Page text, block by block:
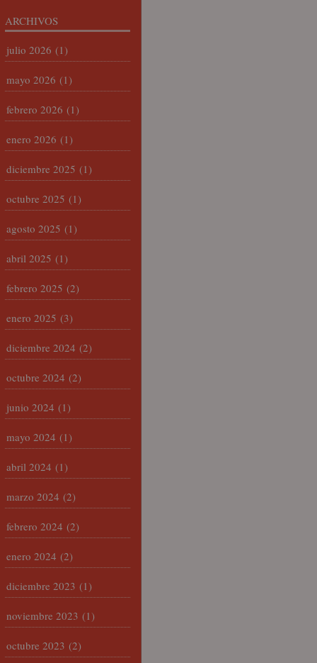
ARCHIVOS
julio 2026 (1)
mayo 2026 (1)
febrero 2026 (1)
enero 2026 (1)
diciembre 2025 (1)
octubre 2025 (1)
agosto 2025 (1)
abril 2025 (1)
febrero 2025 (2)
enero 2025 (3)
diciembre 2024 (2)
octubre 2024 (2)
junio 2024 (1)
mayo 2024 (1)
abril 2024 (1)
marzo 2024 (2)
febrero 2024 (2)
enero 2024 (2)
diciembre 2023 (1)
noviembre 2023 (1)
octubre 2023 (2)